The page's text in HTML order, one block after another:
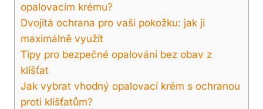
opalovacím krému?
Dvojitá ochrana pro vaši pokožku: jak ji
maximálně využít
Tipy pro bezpečné opalování bez obav z
klíšťat
Jak vybrat vhodný opalovací krém s ochranou
proti klíšťatům?